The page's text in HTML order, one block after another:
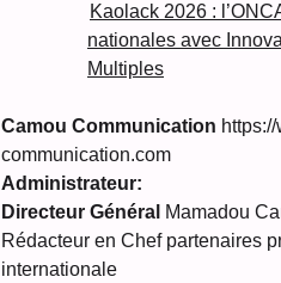
Kaolack 2026 :
nationales avec
Multiples
Camou Communication
communication.com
Administrateur:
Directeur Général Mamadou
Rédacteur en Chef partenaires
internationale